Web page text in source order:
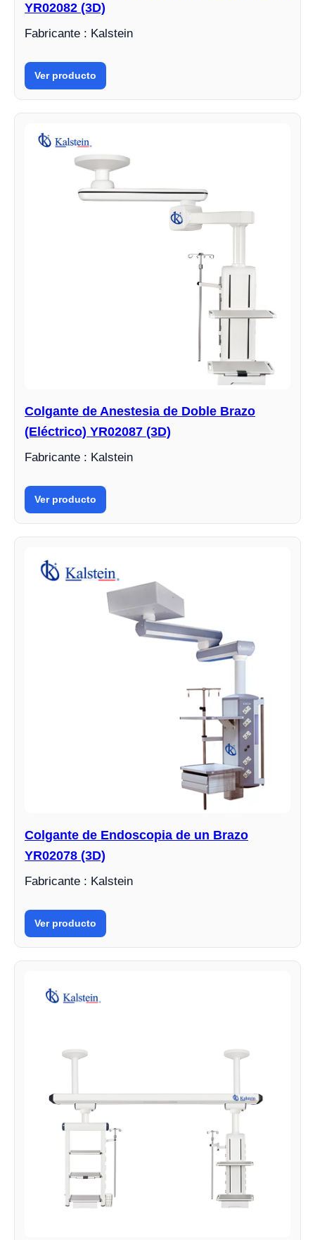
YR02082 (3D)
Fabricante : Kalstein
Ver producto
Colgante de Anestesia de Doble Brazo
(Eléctrico) YR02087 (3D)
Fabricante : Kalstein
Ver producto
Colgante de Endoscopia de un Brazo
YR02078 (3D)
Fabricante : Kalstein
Ver producto